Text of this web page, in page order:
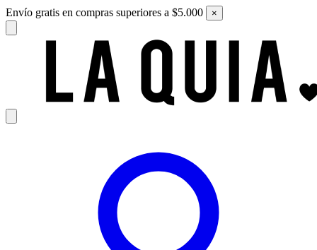
Envío gratis en compras superiores a $5.000 ×